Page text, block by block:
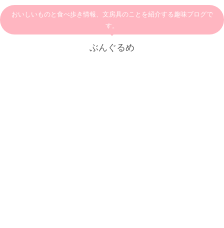
おいしいものと食べ歩き情報、文房具のことを紹介する趣味ブログで
す。
ぶんぐるめ